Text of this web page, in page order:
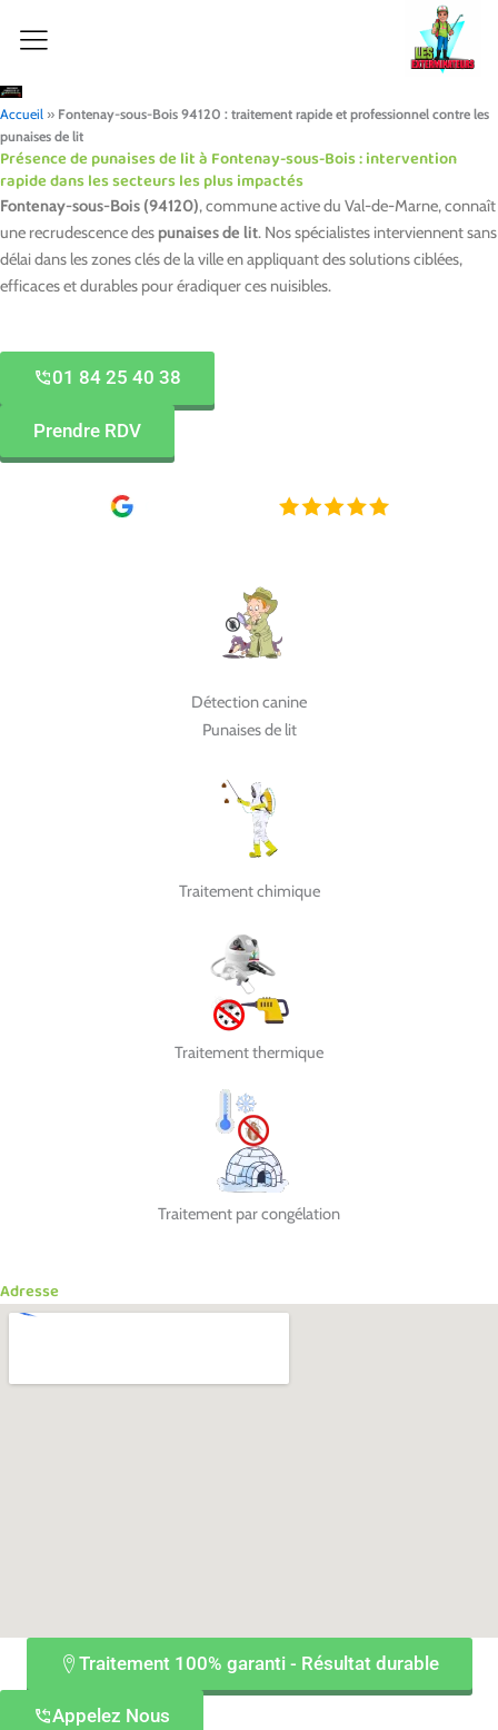
Accueil » Fontenay-sous-Bois 94120 : traitement rapide et professionnel contre les
punaises de lit
Présence de punaises de lit à Fontenay-sous-Bois : intervention
rapide dans les secteurs les plus impactés
Fontenay-sous-Bois (94120), commune active du Val-de-Marne, connaît
une recrudescence des punaises de lit. Nos spécialistes interviennent sans
délai dans les zones clés de la ville en appliquant des solutions ciblées,
efficaces et durables pour éradiquer ces nuisibles.
01 84 25 40 38
Prendre RDV
Détection canine
Punaises de lit
Traitement chimique
Traitement thermique
Traitement par congélation
Adresse
Traitement 100% garanti - Résultat durable
Appelez Nous